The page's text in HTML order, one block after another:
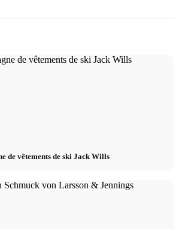
de vêtements de ski Jack Wills